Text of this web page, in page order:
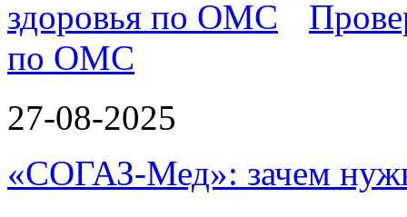
по ОМС
27-08-2025
«СОГАЗ-Мед»: зачем